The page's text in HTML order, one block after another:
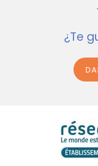
¿Te